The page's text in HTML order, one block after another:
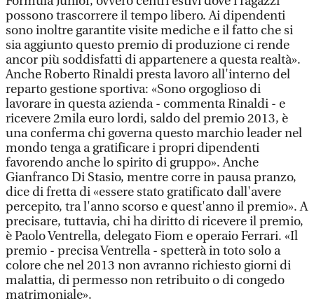
possono trascorrere il tempo libero. Ai dipendenti
sono inoltre garantite visite mediche e il fatto che si
sia aggiunto questo premio di produzione ci rende
ancor più soddisfatti di appartenere a questa realtà».
Anche Roberto Rinaldi presta lavoro all'interno del
reparto gestione sportiva: «Sono orgoglioso di
lavorare in questa azienda - commenta Rinaldi - e
ricevere 2mila euro lordi, saldo del premio 2013, è
una conferma chi governa questo marchio leader nel
mondo tenga a gratificare i propri dipendenti
favorendo anche lo spirito di gruppo». Anche
Gianfranco Di Stasio, mentre corre in pausa pranzo,
dice di fretta di «essere stato gratificato dall'avere
percepito, tra l'anno scorso e quest'anno il premio». A
precisare, tuttavia, chi ha diritto di ricevere il premio,
è Paolo Ventrella, delegato Fiom e operaio Ferrari. «Il
premio - precisa Ventrella - spetterà in toto solo a
colore che nel 2013 non avranno richiesto giorni di
malattia, di permesso non retribuito o di congedo
matrimoniale».